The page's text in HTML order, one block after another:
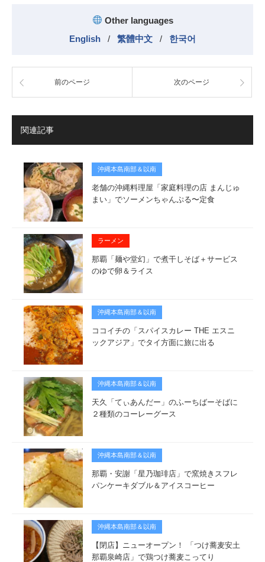
Other languages
English
/ 繁體中文 / 한국어
前のページ 次のページ
関連記事
沖縄本島南部＆以南
老舗の沖縄料理屋「家庭料理の店 まんじゅ
まい」でソーメンちゃんぷる〜定食
ラーメン
那覇「麺や堂幻」で煮干しそば＋サービス
のゆで卵＆ライス
沖縄本島南部＆以南
ココイチの「スパイスカレー THE エスニ
ックアジア」でタイ方面に旅に出る
沖縄本島南部＆以南
天久「てぃあんだー」のふーちばーそばに
２種類のコーレーグース
沖縄本島南部＆以南
那覇・安謝「星乃珈琲店」で窯焼きスフレ
パンケーキダブル＆アイスコーヒー
沖縄本島南部＆以南
【閉店】ニューオープン！ 「つけ蕎麦安土
那覇泉崎店」で鶏つけ蕎麦こってり